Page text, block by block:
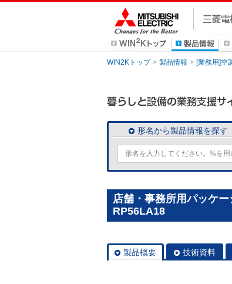
WIN2Kトップ 製品情報 [業務用]空
形名から製品情報を探す
店舗・事務所用パッケ
RP56LA18
製品概要 技術資料